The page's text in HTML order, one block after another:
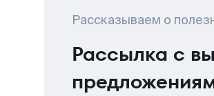
Рассказываем о
Рассылка с